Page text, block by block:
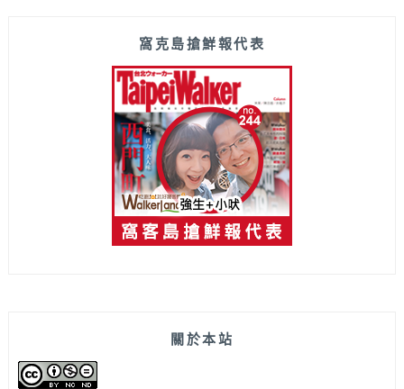
窩克島搶鮮報代表
關於本站